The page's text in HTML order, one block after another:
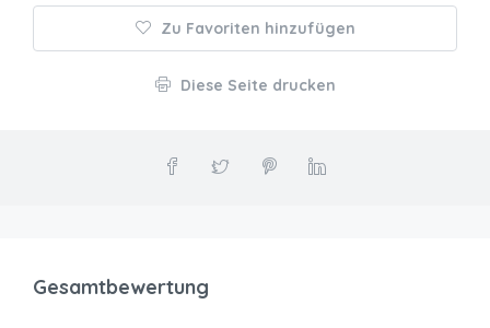
Zu Favoriten hinzufügen
Diese Seite drucken
Gesamtbewertung